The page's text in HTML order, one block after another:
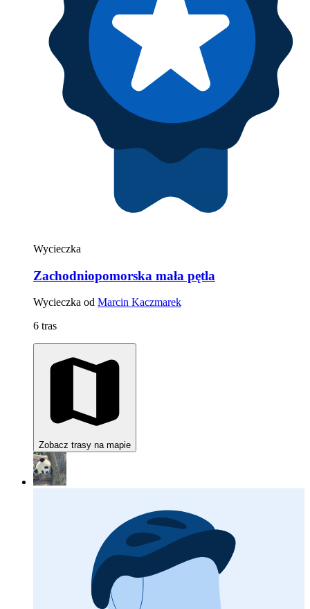
Wycieczka
Zachodniopomorska mała pętla
Wycieczka od Marcin Kaczmarek
6 tras
Zobacz trasy na mapie